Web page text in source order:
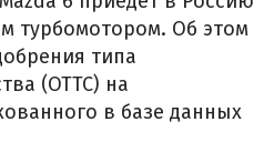
турбомотором. Об этом
типа
(ОТТС) на
в базе данных